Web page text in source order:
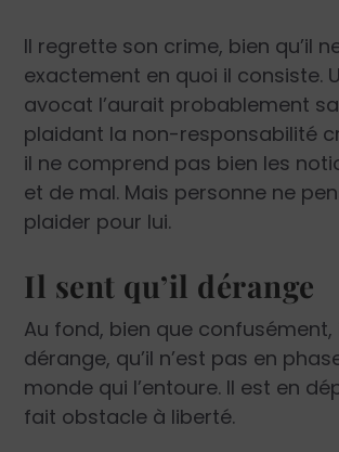
Il regrette son crime, bien qu’il
exactement en quoi il consiste.
avocat l’aurait probablement
plaidant la non-responsabilité
il ne comprend pas bien les
et de mal. Mais personne ne
plaider pour lui.
Il sent qu’il dérange
Au fond, bien que confusément,
dérange, qu’il n’est pas en
monde qui l’entoure. Il est en
fait obstacle à liberté.